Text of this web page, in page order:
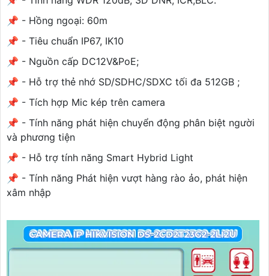
📌 - Hồng ngoại: 60m
📌 - Tiêu chuẩn IP67, IK10
📌 - Nguồn cấp DC12V&PoE;
📌 - Hỗ trợ thẻ nhớ SD/SDHC/SDXC tối đa 512GB ;
📌 - Tích hợp Mic kép trên camera
📌 - Tính năng phát hiện chuyển động phân biệt người
và phương tiện
📌 - Hỗ trợ tính năng Smart Hybrid Light
📌 - Tính năng Phát hiện vượt hàng rào ảo, phát hiện
xâm nhập